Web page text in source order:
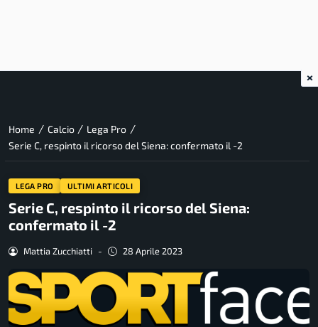
Home / Calcio / Lega Pro /
Serie C, respinto il ricorso del Siena: confermato il -2
LEGA PRO ULTIMI ARTICOLI
Serie C, respinto il ricorso del Siena:
confermato il -2
Mattia Zucchiatti - 28 Aprile 2023
×